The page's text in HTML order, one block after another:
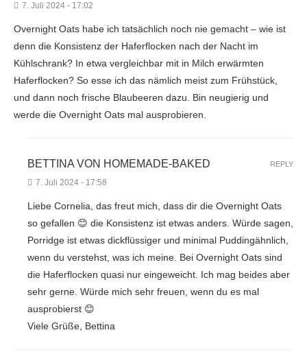
7. Juli 2024 - 17:02
Overnight Oats habe ich tatsächlich noch nie gemacht – wie ist
denn die Konsistenz der Haferflocken nach der Nacht im
Kühlschrank? In etwa vergleichbar mit in Milch erwärmten
Haferflocken? So esse ich das nämlich meist zum Frühstück,
und dann noch frische Blaubeeren dazu. Bin neugierig und
werde die Overnight Oats mal ausprobieren.
BETTINA VON HOMEMADE-BAKED
7. Juli 2024 - 17:58
Liebe Cornelia, das freut mich, dass dir die Overnight Oats
so gefallen 😊 die Konsistenz ist etwas anders. Würde sagen,
Porridge ist etwas dickflüssiger und minimal Puddingähnlich,
wenn du verstehst, was ich meine. Bei Overnight Oats sind
die Haferflocken quasi nur eingeweicht. Ich mag beides aber
sehr gerne. Würde mich sehr freuen, wenn du es mal
ausprobierst 😊
Viele Grüße, Bettina
REPLY